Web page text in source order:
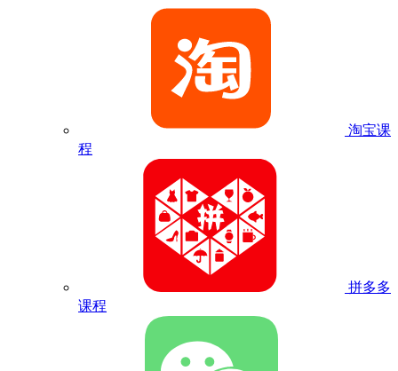
淘宝课
程
拼多多
课程